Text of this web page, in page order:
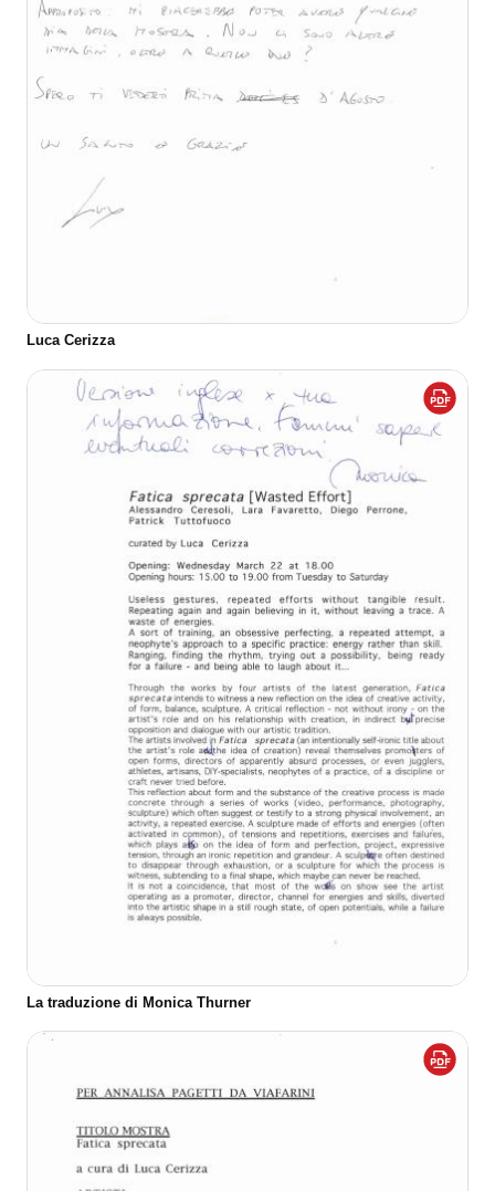
Luca Cerizza
La traduzione di Monica Thurner